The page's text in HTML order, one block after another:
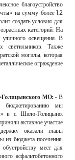
благоустройство
на сумму более 1,2
создать условия для
категорий. На
уличного освещения. В
светильников. Также
могилы, которая
ограждение
Голицынского МО:- В
бюджетированию мы
в с. Шило-Голицыно.
активное участие
оказали главы
из бюджета поселения.
мест для
асфальтобетонного